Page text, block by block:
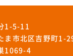
1-5-11
ま市北区吉野町1-
1069-4